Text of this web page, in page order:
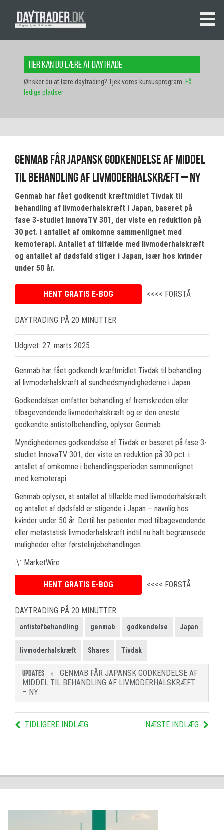
Her kan du lære at daytrade
Ønsker du at lære daytrading? Tjek vores kursusprogram. Få
ledige pladser
Genmab får japansk godkendelse af middel
til behandling af livmoderhalskræft – NY
Genmab har fået godkendt kræftmidlet Tivdak til
behandling af livmoderhalskræft i Japan, baseret på
fase 3-studiet InnovaTV 301, der viste en reduktion på
30 pct. i antallet af omkomne sammenlignet med
kemoterapi. Antallet af tilfælde med livmoderhalskræft
og antallet af dødsfald stiger i Japan, især hos kvinder
under 50 år.
HENT GRATIS E-BOG <<<< FORSTÅ
DAYTRADING PÅ 20 MINUTTER
Udgivet: 27. marts 2025
Genmab har fået godkendt kræftmidlet Tivdak til behandling
af livmoderhalskræft af sundhedsmyndighederne i Japan.
Godkendelsen omfatter behandling af fremskreden eller
tilbagevendende livmoderhalskræft og er den eneste
godkendte antistofbehandling, oplyser Genmab.
Myndighedernes godkendelse af Tivdak er baseret på fase 3-
studiet InnovaTV 301, der viste en reduktion på 30 pct. i
antallet af omkomne i behandlingsperioden sammenlignet
med kemoterapi.
Genmab oplyser, at antallet af tilfælde med livmoderhalskræft
og antallet af dødsfald er stigende i Japan – navnlig hos
kvinder under 50 år. Dertil har patienter med tilbagevendende
eller metastatisk livmoderhalskræft indtil nu haft begrænsede
muligheder efter førstelinjebehandlingen.
.\˙ MarketWire
HENT GRATIS E-BOG <<<< FORSTÅ
DAYTRADING PÅ 20 MINUTTER
antistofbehandling genmab godkendelse Japan
livmoderhalskræft Shares Tivdak
UPDATES
GENMAB FÅR JAPANSK GODKENDELSE AF
MIDDEL TIL BEHANDLING AF LIVMODERHALSKRÆFT
– NY
TIDLIGERE INDLÆG NÆSTE INDLÆG